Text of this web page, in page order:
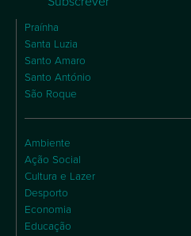
Praínha
Santa Luzia
Santo Amaro
Santo António
São Roque
Ambiente
Ação Social
Cultura e Lazer
Desporto
Economia
Educação